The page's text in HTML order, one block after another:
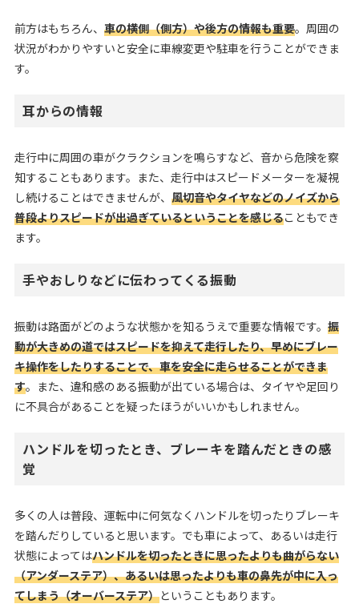
前方はもちろん、 車の横側（側方）や後方の情報も重要。周囲の
状況がわかりやすいと安全に車線変更や駐車を行うことができま
す。
耳からの情報
走行中に周囲の車がクラクションを鳴らすなど、音から危険を察
知することもあります。また、走行中はスピードメーターを凝視
し続けることはできませんが、 風切音やタイヤなどのノイズから
普段よりスピードが出過ぎているということを感じることもでき
ます。
手やおしりなどに伝わってくる振動
振動は路面がどのような状態かを知るうえで重要な情報です。 振
動が大きめの道ではスピードを抑えて走行したり、早めにブレー
キ操作をしたりすることで、車を安全に走らせることができま
す。また、違和感のある振動が出ている場合は、タイヤや足回り
に不具合があることを疑ったほうがいいかもしれません。
ハンドルを切ったとき、ブレーキを踏んだときの感
覚
多くの人は普段、運転中に何気なくハンドルを切ったりブレーキ
を踏んだりしていると思います。でも車によって、あるいは走行
状態によってはハンドルを切ったときに思ったよりも曲がらない
（アンダーステア）、あるいは思ったよりも車の鼻先が中に入っ
てしまう（オーバーステア）ということもあります。